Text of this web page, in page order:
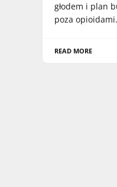
głodem i plan
poza opioidami.
READ MORE